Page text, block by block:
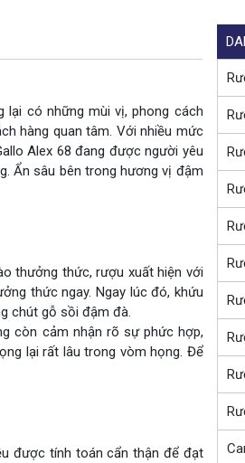
lại có những mùi vị, phong cách
hàng quan tâm. Với nhiều mức
Alex 68 đang được người yêu
Ẩn sâu bên trong hương vị đậm
thưởng thức, rượu xuất hiện với
thức ngay. Ngay lúc đó, khứu
chút gỗ sồi đậm đà.
còn cảm nhận rõ sự phức hợp,
lại rất lâu trong vòm họng. Để
được tính toán cẩn thận để đạt